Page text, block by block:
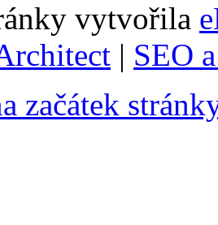
vytvořila
| SEO
začátek